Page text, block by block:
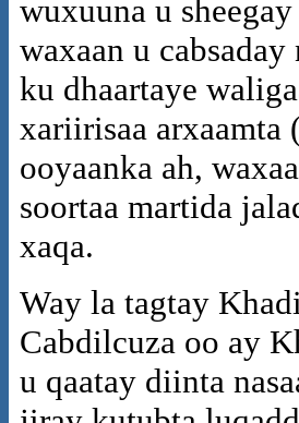
wuxuuna u
waxaan u
ku dhaartaye
xariirisaa arxaamta
ooyaanka ah,
soortaa martida
xaqa.
Way la tagtay
Cabdilcuza oo ay
u qaatay diinta